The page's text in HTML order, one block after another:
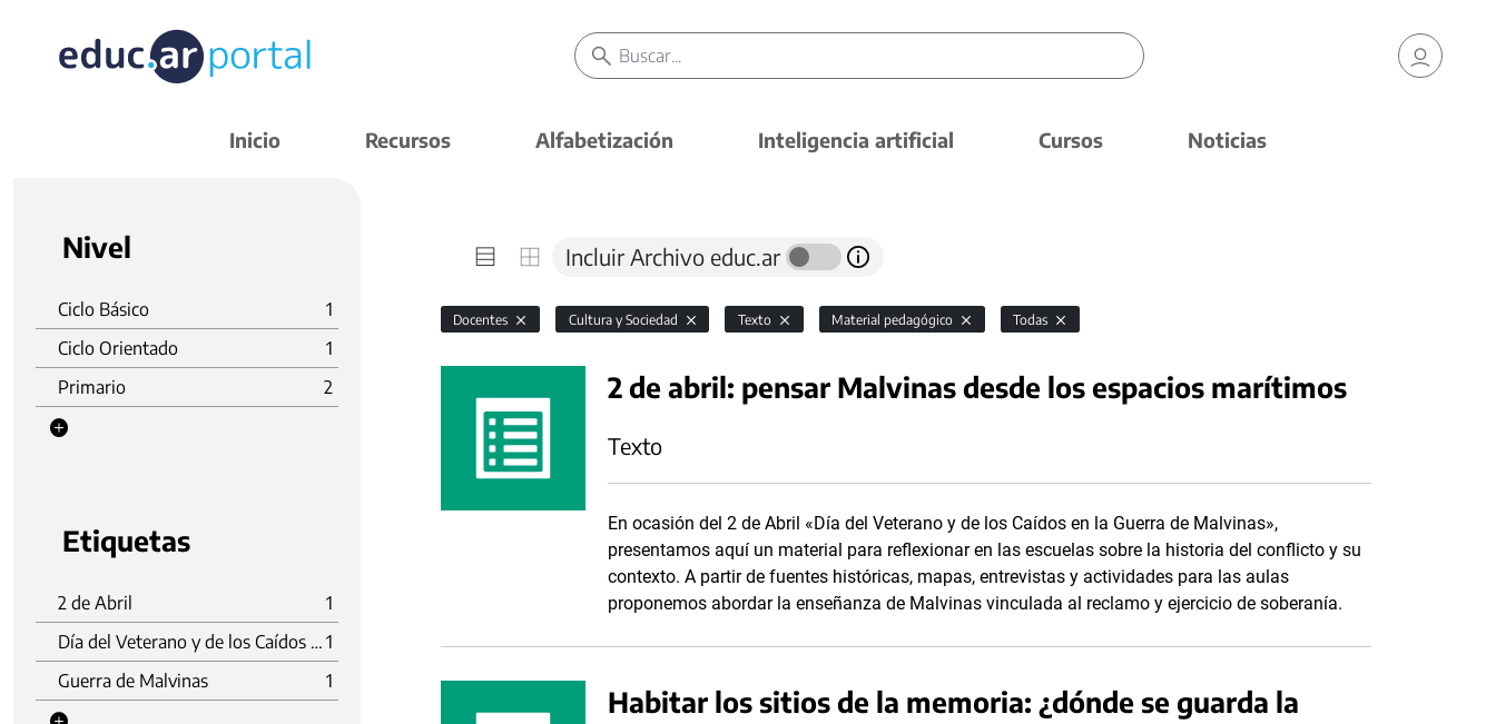
Inicio Recursos Alfabetización Inteligencia artificial Cursos Noticias
Nivel
Ciclo Básico
1
Ciclo Orientado
1
Primario
2
Etiquetas
2 de Abril
1
Día del Veterano y de los Caídos en la Guerra de Malvinas 1
Guerra de Malvinas
1
Incluir Archivo educ.ar
Docentes Cultura y Sociedad Texto Material pedagógico Todas
2 de abril: pensar Malvinas desde los espacios marítimos
Texto
En ocasión del 2 de Abril «Día del Veterano y de los Caídos en la Guerra de Malvinas»,
presentamos aquí un material para reflexionar en las escuelas sobre la historia del conflicto y su
contexto. A partir de fuentes históricas, mapas, entrevistas y actividades para las aulas
proponemos abordar la enseñanza de Malvinas vinculada al reclamo y ejercicio de soberanía.
Habitar los sitios de la memoria: ¿dónde se guarda la